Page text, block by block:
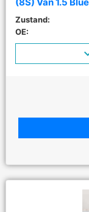
Zustand:
OE: